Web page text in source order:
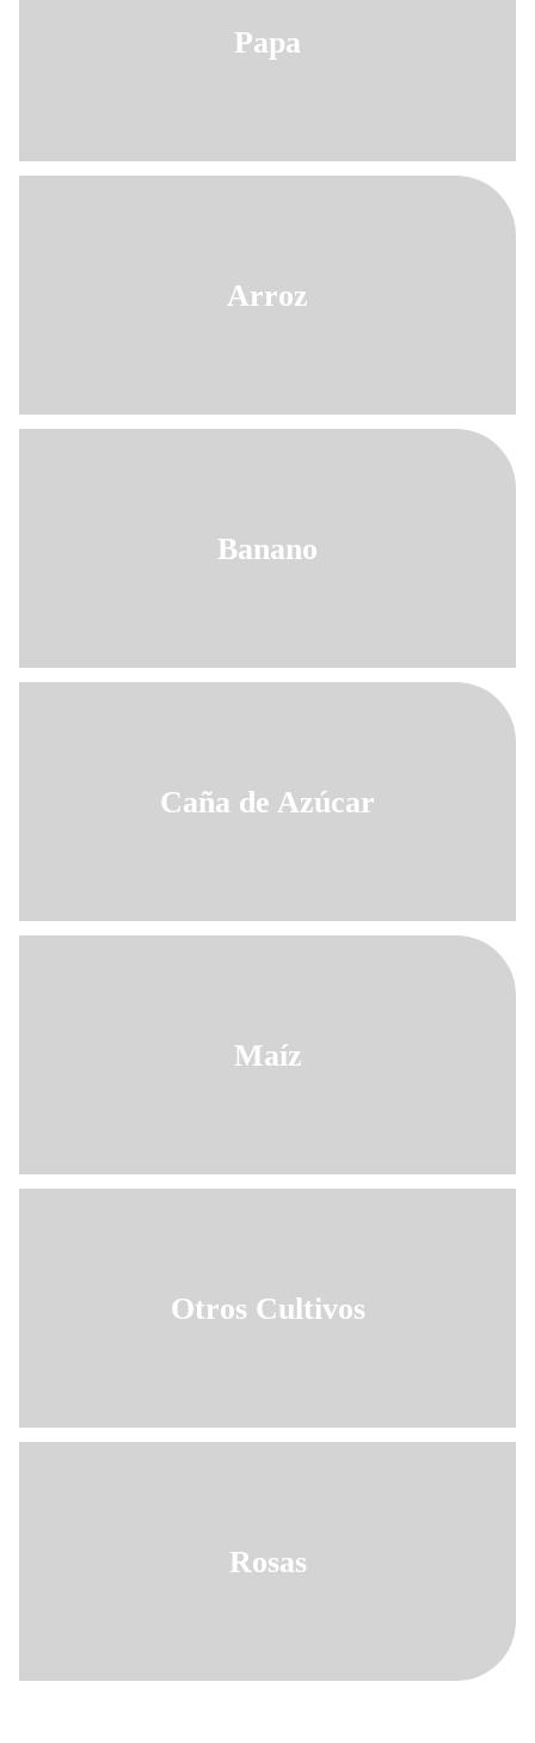
Papa
Arroz
Banano
Caña de Azúcar
Maíz
Otros Cultivos
Rosas